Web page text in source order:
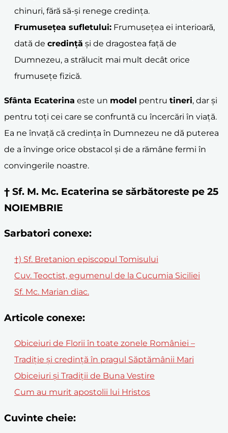
chinuri, fără să-și renege credința.
Frumusețea sufletului: Frumusețea ei interioară,
dată de credință și de dragostea față de
Dumnezeu, a strălucit mai mult decât orice
frumusețe fizică.
Sfânta Ecaterina este un model pentru tineri, dar și
pentru toți cei care se confruntă cu încercări în viață.
Ea ne învață că credința în Dumnezeu ne dă puterea
de a învinge orice obstacol și de a rămâne fermi în
convingerile noastre.
† Sf. M. Mc. Ecaterina se sărbătoreste pe 25
NOIEMBRIE
Sarbatori conexe:
†) Sf. Bretanion episcopul Tomisului
Cuv. Teoctist, egumenul de la Cucumia Siciliei
Sf. Mc. Marian diac.
Articole conexe:
Obiceiuri de Florii în toate zonele României –
Tradiție și credință în pragul Săptămânii Mari
Obiceiuri și Tradiții de Buna Vestire
Cum au murit apostolii lui Hristos
Cuvinte cheie: